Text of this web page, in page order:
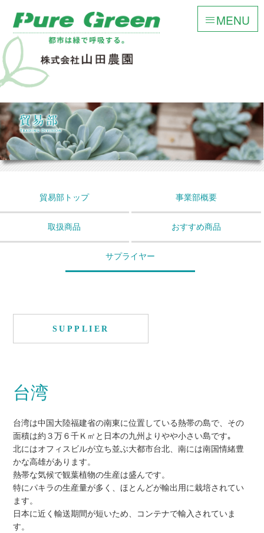
貿易部トップ 事業部概要
取扱商品 おすすめ商品
サプライヤー
SUPPLIER
台湾
台湾は中国大陸福建省の南東に位置している熱帯の島で、その
面積は約３万６千Ｋ㎡と日本の九州よりやや小さい島です｡
北にはオフィスビルが立ち並ぶ大都市台北、南には南国情緒豊
かな高雄があります。
熱帯な気候で観葉植物の生産は盛んです。
特にパキラの生産量が多く、ほとんどが輸出用に栽培されてい
ます。
日本に近く輸送期間が短いため、コンテナで輸入されていま
す。
MENU